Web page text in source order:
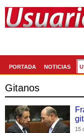
PORTADA NOTICIAS
Gitanos
15